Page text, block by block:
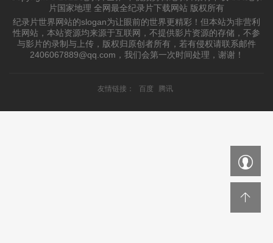
片国家地理 全网最全纪录片下载网站 版权所有
纪录片世界网站的slogan为让眼前的世界更精彩！但本站为非营利
性网站，本站资源均来源于互联网，不提供影片资源的存储，不参
与影片的录制与上传，版权归原创者所有，若有侵权请联系邮件
2406067889@qq.com，我们会第一次时间处理，谢谢！
友情链接： 百度 腾讯